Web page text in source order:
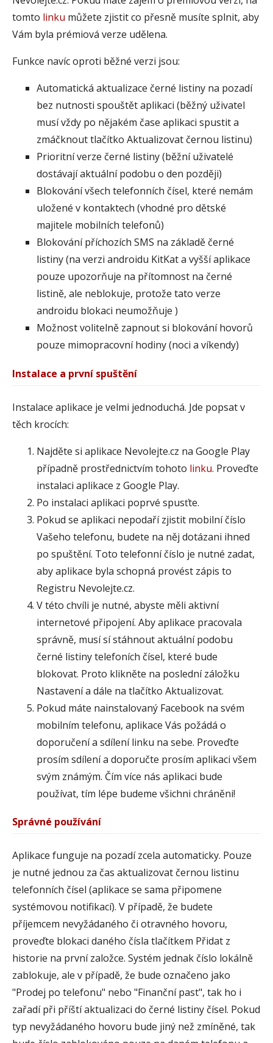
tomto linku můžete zjistit co přesně musíte splnit, aby
Vám byla prémiová verze udělena.
Funkce navíc oproti běžné verzi jsou:
Automatická aktualizace černé listiny na pozadí
bez nutnosti spouštět aplikaci (běžný uživatel
musí vždy po nějakém čase aplikaci spustit a
zmáčknout tlačítko Aktualizovat černou listinu)
Prioritní verze černé listiny (běžní uživatelé
dostávají aktuální podobu o den později)
Blokování všech telefonních čísel, které nemám
uložené v kontaktech (vhodné pro dětské
majitele mobilních telefonů)
Blokování příchozích SMS na základě černé
listiny (na verzi androidu KitKat a vyšší aplikace
pouze upozorňuje na přítomnost na černé
listině, ale neblokuje, protože tato verze
androidu blokaci neumožňuje )
Možnost volitelně zapnout si blokování hovorů
pouze mimopracovní hodiny (noci a víkendy)
Instalace a první spuštění
Instalace aplikace je velmi jednoduchá. Jde popsat v
těch krocích:
Najděte si aplikace Nevolejte.cz na Google Play
případně prostřednictvím tohoto linku. Proveďte
instalaci aplikace z Google Play.
Po instalaci aplikaci poprvé spusťte.
Pokud se aplikaci nepodaří zjistit mobilní číslo
Vašeho telefonu, budete na něj dotázani ihned
po spuštění. Toto telefonní číslo je nutné zadat,
aby aplikace byla schopná provést zápis to
Registru Nevolejte.cz.
V této chvíli je nutné, abyste měli aktivní
internetové připojení. Aby aplikace pracovala
správně, musí sí stáhnout aktuální podobu
černé listiny telefoních čísel, které bude
blokovat. Proto klikněte na poslední záložku
Nastavení a dále na tlačítko Aktualizovat.
Pokud máte nainstalovaný Facebook na svém
mobilním telefonu, aplikace Vás požádá o
doporučení a sdílení linku na sebe. Proveďte
prosím sdílení a doporučte prosím aplikaci všem
svým známým. Čím více nás aplikaci bude
používat, tím lépe budeme všichni chráněni!
Správné používání
Aplikace funguje na pozadí zcela automaticky. Pouze
je nutné jednou za čas aktualizovat černou listinu
telefonních čísel (aplikace se sama připomene
systémovou notifikací). V případě, že budete
příjemcem nevyžádaného či otravného hovoru,
proveďte blokaci daného čísla tlačítkem Přidat z
historie na první založce. Systém jednak číslo lokálně
zablokuje, ale v případě, že bude označeno jako
"Prodej po telefonu" nebo "Finanční past", tak ho i
zařadí při příští aktualizaci do černé listiny čísel. Pokud
typ nevyžádaného hovoru bude jiný než zmíněné, tak